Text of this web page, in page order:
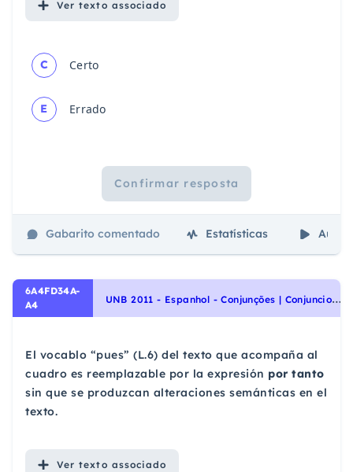
Ver texto associado
C Certo
E Errado
Confirmar resposta
Gabarito comentado Estatísticas Aulas
6A4FD34A-
A4
U
NB 2011 - Espanhol - Conjunções | Conjunciones, Sinônimos | Sinónimo, Vocabulário | Vocabulario
El vocablo “pues” (L.6) del texto que acompaña al
cuadro es reemplazable por la expresión por tanto
sin que se produzcan alteraciones semánticas en el
texto.
Ver texto associado